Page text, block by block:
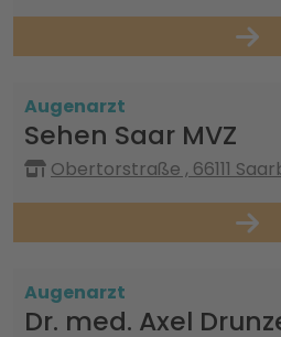
Augenarzt
Sehen Saar MVZ
Obertorstraße , 66111
Augenarzt
Dr. med. Axel